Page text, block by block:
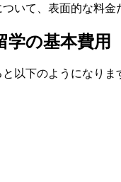
いて、表面的な料
学の基本費用
以下のようになりま